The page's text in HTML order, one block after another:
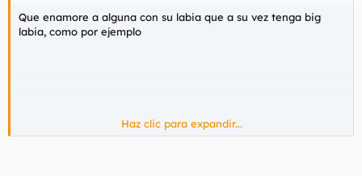
Que enamore a alguna con su labia que a su vez tenga big
labia, como por ejemplo
Haz clic para expandir...